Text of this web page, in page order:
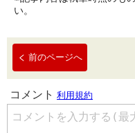
い。
前のページへ